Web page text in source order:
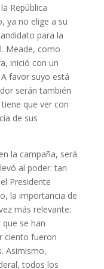
República
ya no elige a su
para la
Meade, como
inició con un
favor suyo está
serán también
que ver con
de sus
la campaña, será
al poder: tan
Presidente
la importancia de
más relevante:
se han
ciento fueron
Asimismo,
todos los